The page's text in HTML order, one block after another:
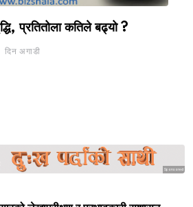
प्रतितोला कतिले बढ्यो ?
दिन अगाडी
Sponsored